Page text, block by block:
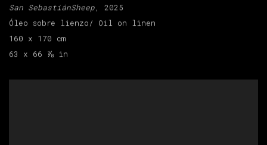
San SebastiánSheep, 2025
Óleo sobre lienzo/ Oil on linen
160 x 170 cm
63 x 66 ⅞ in